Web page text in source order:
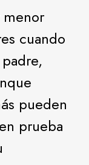
cuando
pueden
prueba